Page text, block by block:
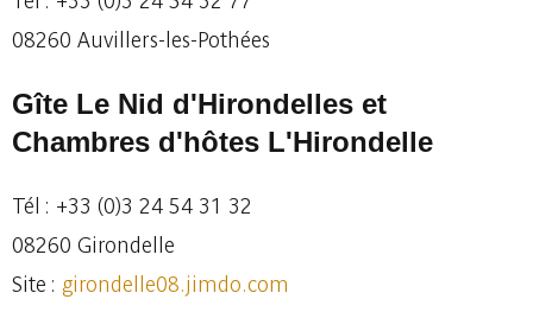
08260 Auvillers-les-Pothées
Gîte Le Nid d'Hirondelles et
Chambres d'hôtes L'Hirondelle
Tél : +33 (0)3 24 54 31 32
08260 Girondelle
Site : girondelle08.jimdo.com